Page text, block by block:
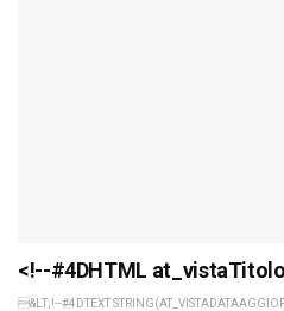
<!--#4DHTML
&LT;!--#4DTEXT